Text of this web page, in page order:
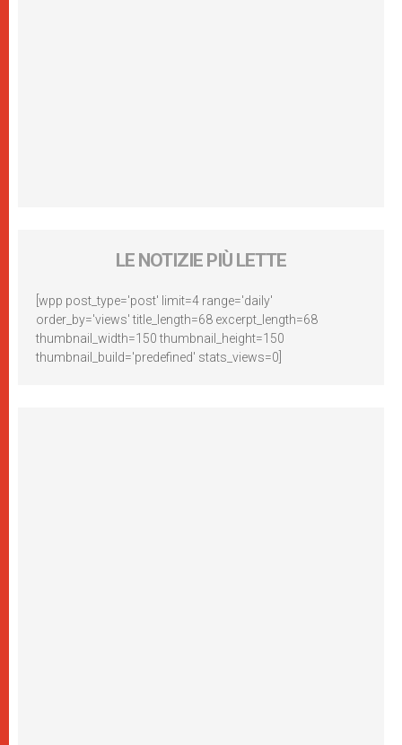
LE NOTIZIE PIÙ LETTE
[wpp post_type='post' limit=4 range='daily'
order_by='views' title_length=68 excerpt_length=68
thumbnail_width=150 thumbnail_height=150
thumbnail_build='predefined' stats_views=0]